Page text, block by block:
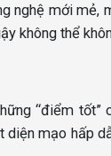
nghệ mới mẻ,
không thể
“điểm tốt”
mạo hấp